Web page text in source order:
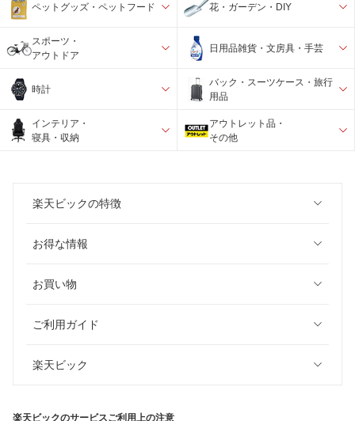
ペットグッズ・ペットフード 花・ガーデン・DIY
スポーツ・
アウトドア
日用品雑貨・文房具・手芸
時計
バック・スーツケース・旅行
用品
インテリア・
寝具・収納
アウトレット品・
その他
楽天ビックの特徴
お得な情報
お買い物
ご利用ガイド
楽天ビック
楽天ビックのサービスご利用上の注意